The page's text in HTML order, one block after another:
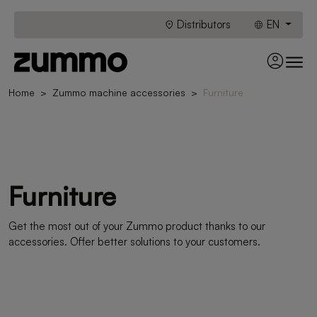
Distributors EN
Home Zummo machine accessories Furniture
Furniture
Get the most out of your Zummo product thanks to our
accessories. Offer better solutions to your customers.